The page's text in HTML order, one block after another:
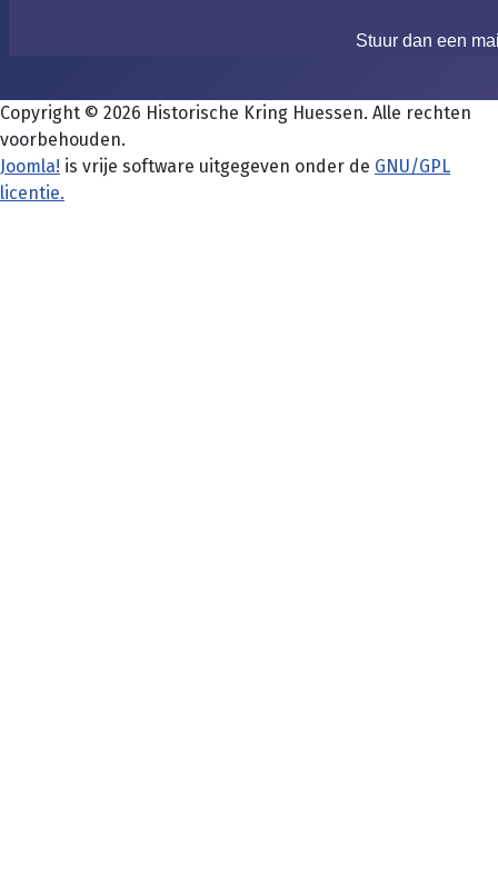
Stuur dan een
Copyright © 2026 Historische Kring Huessen. Alle rechten
voorbehouden.
Joomla! is vrije software uitgegeven onder de GNU/GPL
licentie.